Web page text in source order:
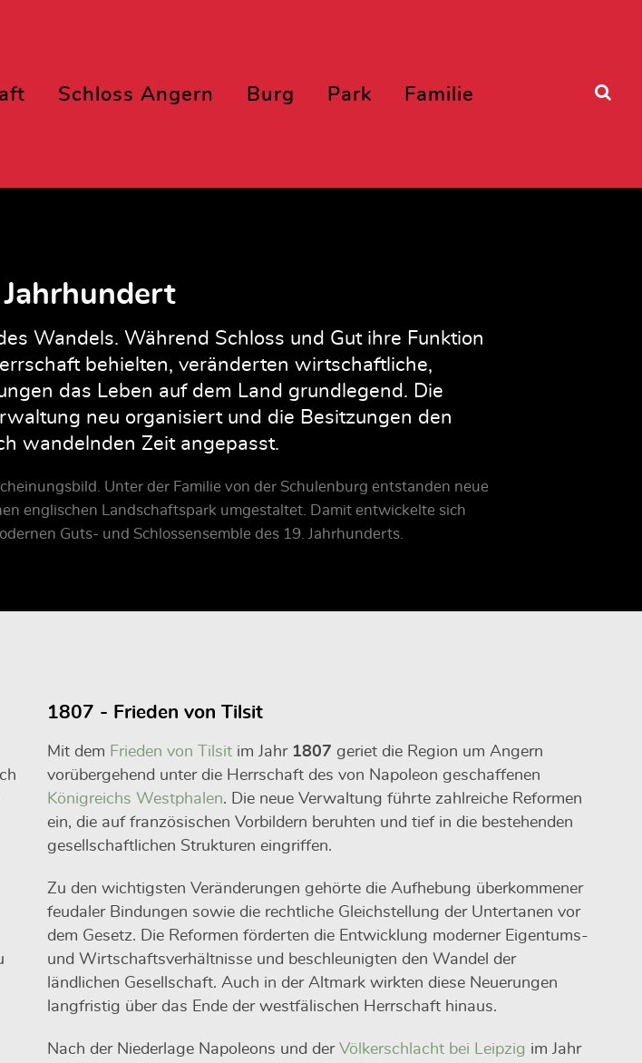
Schloss Angern Burg Park Familie
Jahrhundert
Wandels. Während Schloss und Gut ihre Funktion
behielten, veränderten wirtschaftliche,
das Leben auf dem Land grundlegend. Die
neu organisiert und die Besitzungen den
wandelnden Zeit angepasst.
Unter der Familie von der Schulenburg entstanden neue
englischen Landschaftspark umgestaltet. Damit entwickelte sich
Guts- und Schlossensemble des 19. Jahrhunderts.
1807 - Frieden von Tilsit
Mit dem Frieden von Tilsit im Jahr 1807 geriet die Region um Angern
vorübergehend unter die Herrschaft des von Napoleon geschaffenen
Königreichs Westphalen. Die neue Verwaltung führte zahlreiche Reformen
ein, die auf französischen Vorbildern beruhten und tief in die bestehenden
gesellschaftlichen Strukturen eingriffen.
Zu den wichtigsten Veränderungen gehörte die Aufhebung überkommener
feudaler Bindungen sowie die rechtliche Gleichstellung der Untertanen vor
dem Gesetz. Die Reformen förderten die Entwicklung moderner Eigentums-
und Wirtschaftsverhältnisse und beschleunigten den Wandel der
ländlichen Gesellschaft. Auch in der Altmark wirkten diese Neuerungen
langfristig über das Ende der westfälischen Herrschaft hinaus.
Nach der Niederlage Napoleons und derVölkerschlacht bei Leipzig im Jahr